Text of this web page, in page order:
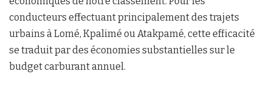
conducteurs effectuant principalement des trajets
urbains à Lomé, Kpalimé ou Atakpamé, cette efficacité
se traduit par des économies substantielles sur le
budget carburant annuel.